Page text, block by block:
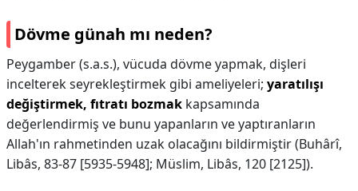
Dövme günah mı neden?
Peygamber (s.a.s.), vücuda dövme yapmak, dişleri
incelterek seyrekleştirmek gibi ameliyeleri; yaratılışı
değiştirmek, fıtratı bozmak kapsamında
değerlendirmiş ve bunu yapanların ve yaptıranların
Allah'ın rahmetinden uzak olacağını bildirmiştir (Buhârî,
Libâs, 83-87 [5935-5948]; Müslim, Libâs, 120 [2125]).